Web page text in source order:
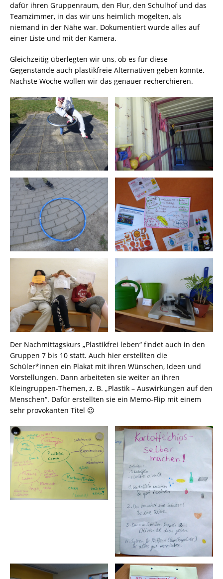
dafür ihren Gruppenraum, den Flur, den Schulhof und das
Teamzimmer, in das wir uns heimlich mogelten, als
niemand in der Nähe war. Dokumentiert wurde alles auf
einer Liste und mit der Kamera.
Gleichzeitig überlegten wir uns, ob es für diese
Gegenstände auch plastikfreie Alternativen geben könnte.
Nächste Woche wollen wir das genauer recherchieren.
Der Nachmittagskurs „Plastikfrei leben“ findet auch in den
Gruppen 7 bis 10 statt. Auch hier erstellten die
Schüler*innen ein Plakat mit ihren Wünschen, Ideen und
Vorstellungen. Dann arbeiteten sie weiter an ihren
Kleingruppen-Themen, z. B. „Plastik – Auswirkungen auf den
Menschen“. Dafür erstellten sie ein Memo-Flip mit einem
sehr provokanten Titel 😉